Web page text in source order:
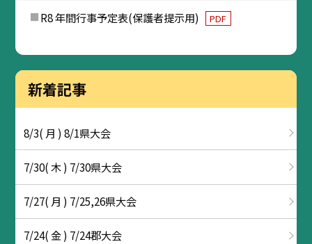
R8 年間行事予定表(保護者提示用) PDF
新着記事
8/3( 月 ) 8/1県大会
7/30( 木 ) 7/30県大会
7/27( 月 ) 7/25,26県大会
7/24( 金 ) 7/24郡大会